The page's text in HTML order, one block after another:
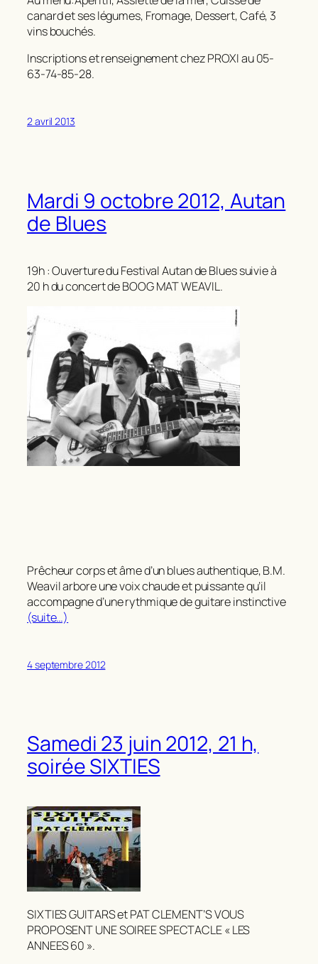
canard et ses légumes, Fromage, Dessert, Café, 3
vins bouchés.
Inscriptions et renseignement chez PROXI au 05-
63-74-85-28.
2 avril 2013
Mardi 9 octobre 2012, Autan
de Blues
19h : Ouverture du Festival Autan de Blues suivie à
20 h du concert de BOOG MAT WEAVIL.
Prêcheur corps et âme d’un blues authentique, B.M.
Weavil arbore une voix chaude et puissante qu’il
accompagne d’une rythmique de guitare instinctive
(suite…)
4 septembre 2012
Samedi 23 juin 2012, 21 h,
soirée SIXTIES
SIXTIES GUITARS et PAT CLEMENT’S VOUS
PROPOSENT UNE SOIREE SPECTACLE « LES
ANNEES 60 ».